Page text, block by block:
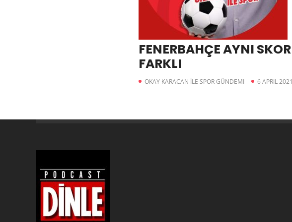
FENERBAHÇE AYNI SKOR
FARKLI
OKAY KARACAN İLE SPOR GÜNDEMI 6 APRIL 2021